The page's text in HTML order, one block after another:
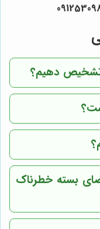
تشخیص دهیم؟
بسته خطرناک